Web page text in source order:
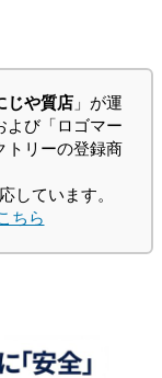
じや質店」が運
よび「ロゴマー
トリーの登録商
しています。
ちら